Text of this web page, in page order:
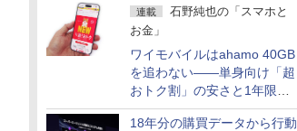
連載
石野純也の「スマホと
お金」
ワイモバイルはahamo 40GB
を追わない――単身向け「超
おトク割」の安さと1年限定
の注意点
18年分の購買データから行動